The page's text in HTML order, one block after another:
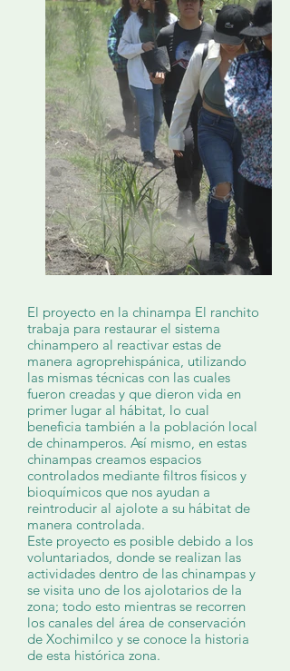
El proyecto en la chinampa El ranchito
trabaja para restaurar el sistema
chinampero al reactivar estas de
manera agroprehispánica, utilizando
las mismas técnicas con las cuales
fueron creadas y que dieron vida en
primer lugar al hábitat, lo cual
beneficia también a la población local
de chinamperos. Así mismo, en estas
chinampas creamos espacios
controlados mediante filtros físicos y
bioquímicos que nos ayudan a
reintroducir al ajolote a su hábitat de
manera controlada.
Este proyecto es posible debido a los
voluntariados, donde se realizan las
actividades dentro de las chinampas y
se visita uno de los ajolotarios de la
zona; todo esto mientras se recorren
los canales del área de conservación
de Xochimilco y se conoce la historia
de esta histórica zona.